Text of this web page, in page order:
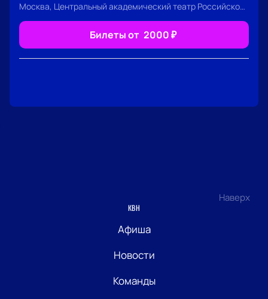
Москва, Центральный академический театр Российской Армии
Билеты от 2000₽
Наверх
КВН
Афиша
Новости
Команды